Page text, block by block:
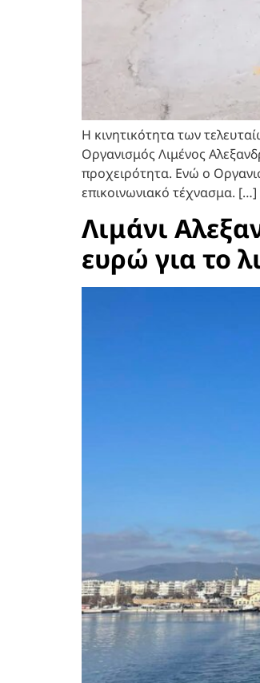
Η κινητικότητα των
Οργανισμός Λιμένος
προχειρότητα. Ενώ ο
επικοινωνιακό τέχνασμα. […]
Λιμάνι
ευρώ για το